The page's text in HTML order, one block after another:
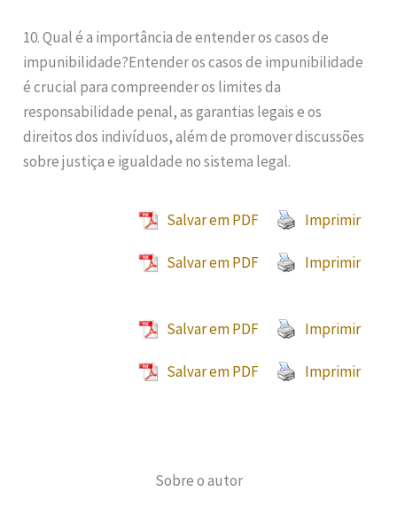
10. Qual é a importância de entender os casos de
impunibilidade?Entender os casos de impunibilidade
é crucial para compreender os limites da
responsabilidade penal, as garantias legais e os
direitos dos indivíduos, além de promover discussões
sobre justiça e igualdade no sistema legal.
Salvar em PDF Imprimir
Salvar em PDF Imprimir
Salvar em PDF Imprimir
Salvar em PDF Imprimir
Sobre o autor